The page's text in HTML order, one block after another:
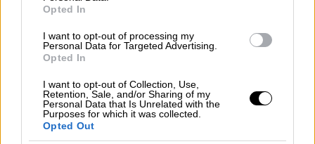
Opted In
I want to opt-out of processing my
Personal Data for Targeted Advertising.
Opted In
I want to opt-out of Collection, Use,
Retention, Sale, and/or Sharing of my
Personal Data that Is Unrelated with the
Purposes for which it was collected.
Opted Out
Lifestyle 30.07.2024 12:45
Στα μαχαίρια Μπέλα Χαντίντ - Adidas
για την διαφήμιση: «Δεν ήξερα για τα
φρικτά γεγονότα»